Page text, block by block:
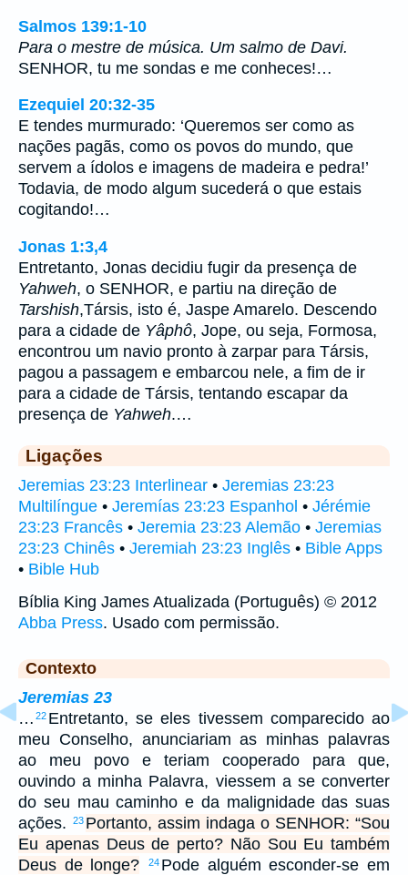
Salmos 139:1-10
Para o mestre de música. Um salmo de Davi.
SENHOR, tu me sondas e me conheces!…
Ezequiel 20:32-35
E tendes murmurado: ‘Queremos ser como as
nações pagãs, como os povos do mundo, que
servem a ídolos e imagens de madeira e pedra!’
Todavia, de modo algum sucederá o que estais
cogitando!…
Jonas 1:3,4
Entretanto, Jonas decidiu fugir da presença de
Yahweh, o SENHOR, e partiu na direção de
Tarshish,Társis, isto é, Jaspe Amarelo. Descendo
para a cidade de Yâphô, Jope, ou seja, Formosa,
encontrou um navio pronto à zarpar para Társis,
pagou a passagem e embarcou nele, a fim de ir
para a cidade de Társis, tentando escapar da
presença de Yahweh.…
Ligações
Jeremias 23:23 Interlinear • Jeremias 23:23
Multilíngue • Jeremías 23:23 Espanhol • Jérémie
23:23 Francês • Jeremia 23:23 Alemão • Jeremias
23:23 Chinês • Jeremiah 23:23 Inglês • Bible Apps
• Bible Hub
Bíblia King James Atualizada (Português) © 2012
Abba Press. Usado com permissão.
Contexto
Jeremias 23
… 22 Entretanto, se eles tivessem comparecido ao
meu Conselho, anunciariam as minhas palavras
ao meu povo e teriam cooperado para que,
ouvindo a minha Palavra, viessem a se converter
do seu mau caminho e da malignidade das suas
ações.
23 Portanto, assim indaga o SENHOR: “Sou
Eu apenas Deus de perto? Não Sou Eu também
Deus de longe?
24 Pode alguém esconder-se em